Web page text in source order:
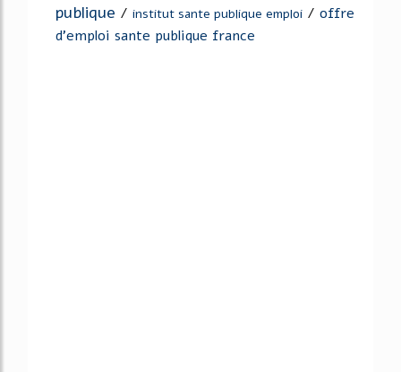
publique / institut sante publique emploi / offre
d'emploi sante publique france